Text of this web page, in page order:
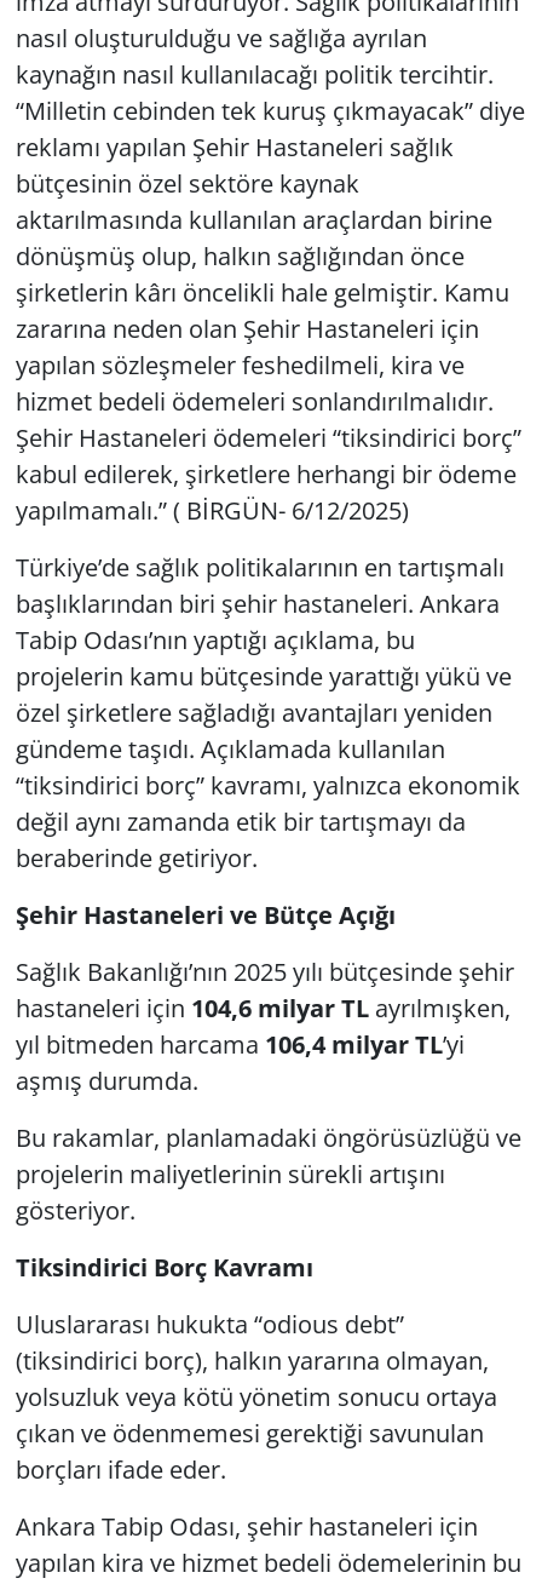
nasıl oluşturulduğu ve sağlığa ayrılan
kaynağın nasıl kullanılacağı politik tercihtir.
“Milletin cebinden tek kuruş çıkmayacak” diye
reklamı yapılan Şehir Hastaneleri sağlık
bütçesinin özel sektöre kaynak
aktarılmasında kullanılan araçlardan birine
dönüşmüş olup, halkın sağlığından önce
şirketlerin kârı öncelikli hale gelmiştir. Kamu
zararına neden olan Şehir Hastaneleri için
yapılan sözleşmeler feshedilmeli, kira ve
hizmet bedeli ödemeleri sonlandırılmalıdır.
Şehir Hastaneleri ödemeleri “tiksindirici borç”
kabul edilerek, şirketlere herhangi bir ödeme
yapılmamalı.” ( BİRGÜN- 6/12/2025)
Türkiye’de sağlık politikalarının en tartışmalı
başlıklarından biri şehir hastaneleri. Ankara
Tabip Odası’nın yaptığı açıklama, bu
projelerin kamu bütçesinde yarattığı yükü ve
özel şirketlere sağladığı avantajları yeniden
gündeme taşıdı. Açıklamada kullanılan
“tiksindirici borç” kavramı, yalnızca ekonomik
değil aynı zamanda etik bir tartışmayı da
beraberinde getiriyor.
Şehir Hastaneleri ve Bütçe Açığı
Sağlık Bakanlığı’nın 2025 yılı bütçesinde şehir
hastaneleri için 104,6 milyar TLayrılmışken,
yıl bitmeden harcama 106,4 milyar TL’yi
aşmış durumda.
Bu rakamlar, planlamadaki öngörüsüzlüğü ve
projelerin maliyetlerinin sürekli artışını
gösteriyor.
Tiksindirici Borç Kavramı
Uluslararası hukukta “odious debt”
(tiksindirici borç), halkın yararına olmayan,
yolsuzluk veya kötü yönetim sonucu ortaya
çıkan ve ödenmemesi gerektiği savunulan
borçları ifade eder.
Ankara Tabip Odası, şehir hastaneleri için
yapılan kira ve hizmet bedeli ödemelerinin bu
SPOR
Yerel